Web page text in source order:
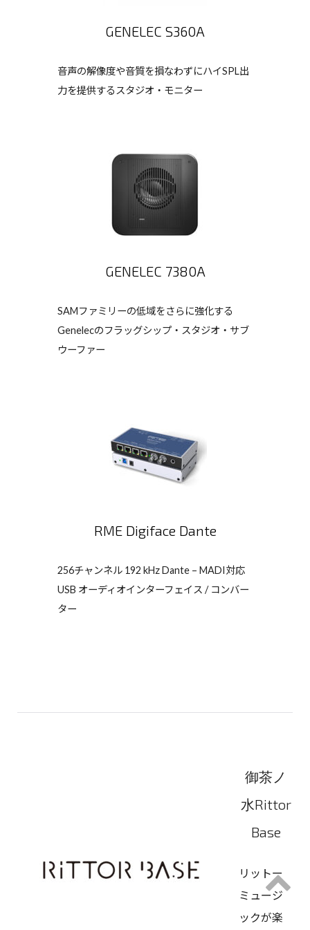
GENELEC S360A
音声の解像度や音質を損なわずにハイSPL出
力を提供するスタジオ・モニター
GENELEC 7380A
SAMファミリーの低域をさらに強化する
Genelecのフラッグシップ・スタジオ・サブ
ウーファー
RME Digiface Dante
256チャンネル 192 kHz Dante – MADI対応
USB オーディオインターフェイス / コンバー
ター
御茶ノ
水Rittor
Base
リットー
ミュージ
ックが楽